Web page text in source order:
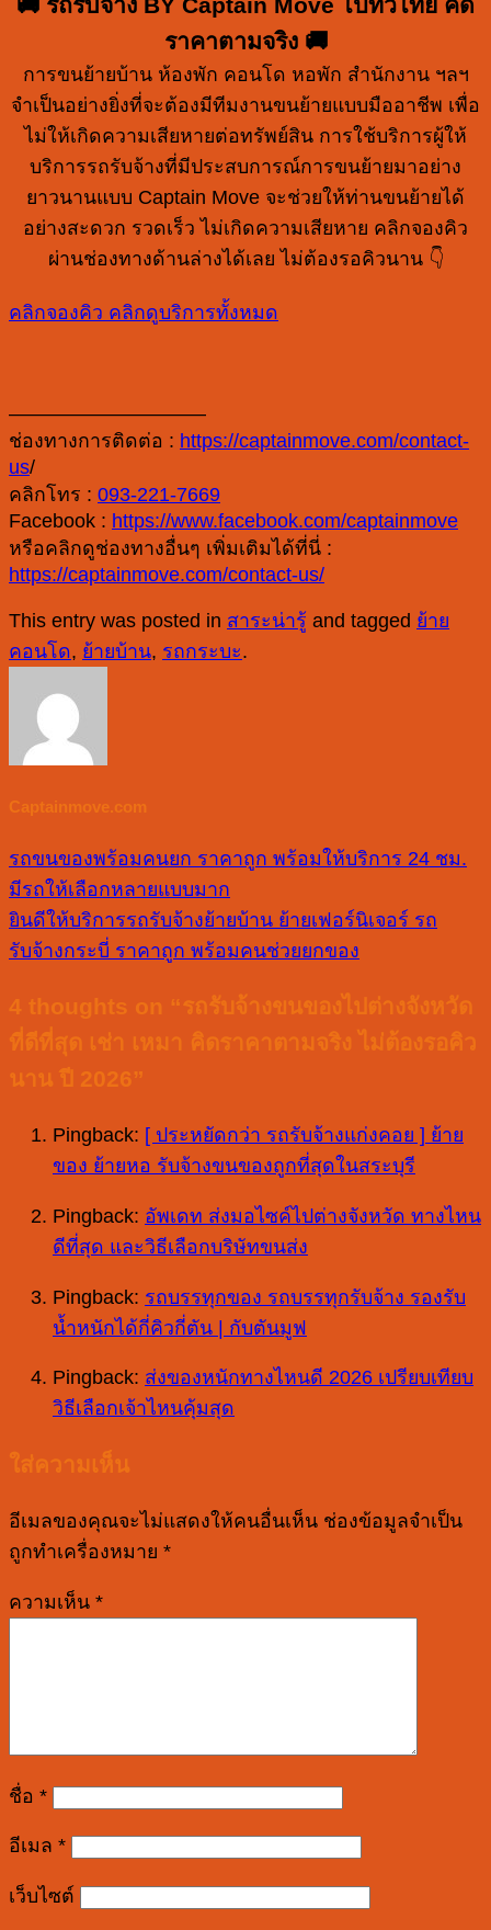
🚚 รถรับจ้าง BY Captain Move ไปทั่วไทย คิด
ราคาตามจริง 🚚
การขนย้ายบ้าน ห้องพัก คอนโด หอพัก สำนักงาน ฯลฯ
จำเป็นอย่างยิ่งที่จะต้องมีทีมงานขนย้ายแบบมืออาชีพ เพื่อ
ไม่ให้เกิดความเสียหายต่อทรัพย์สิน การใช้บริการผู้ให้
บริการรถรับจ้างที่มีประสบการณ์การขนย้ายมาอย่าง
ยาวนานแบบ Captain Move จะช่วยให้ท่านขนย้ายได้
อย่างสะดวก รวดเร็ว ไม่เกิดความเสียหาย คลิกจองคิว
ผ่านช่องทางด้านล่างได้เลย ไม่ต้องรอคิวนาน 👇
คลิกจองคิว คลิกดูบริการทั้งหมด
——————————
ช่องทางการติดต่อ : https://captainmove.com/contact-
us/
คลิกโทร : 093-221-7669
Facebook : https://www.facebook.com/captainmove
หรือคลิกดูช่องทางอื่นๆ เพิ่มเติมได้ที่นี่ :
https://captainmove.com/contact-us/
This entry was posted in สาระน่ารู้ and tagged ย้าย
คอนโด, ย้ายบ้าน, รถกระบะ.
Captainmove.com
รถขนของพร้อมคนยก ราคาถูก พร้อมให้บริการ 24 ชม.
มีรถให้เลือกหลายแบบมาก
ยินดีให้บริการรถรับจ้างย้ายบ้าน ย้ายเฟอร์นิเจอร์ รถ
รับจ้างกระบี่ ราคาถูก พร้อมคนช่วยยกของ
4 thoughts on “รถรับจ้างขนของไปต่างจังหวัด
ที่ดีที่สุด เช่า เหมา คิดราคาตามจริง ไม่ต้องรอคิว
นาน ปี 2026”
Pingback: [ ประหยัดกว่า รถรับจ้างแก่งคอย ] ย้าย
ของ ย้ายหอ รับจ้างขนของถูกที่สุดในสระบุรี
Pingback: อัพเดท ส่งมอไซค์ไปต่างจังหวัด ทางไหน
ดีที่สุด และวิธีเลือกบริษัทขนส่ง
Pingback: รถบรรทุกของ รถบรรทุกรับจ้าง รองรับ
น้ำหนักได้กี่คิวกี่ตัน | กับตันมูฟ
Pingback: ส่งของหนักทางไหนดี 2026 เปรียบเทียบ
วิธีเลือกเจ้าไหนคุ้มสุด
ใส่ความเห็น
อีเมลของคุณจะไม่แสดงให้คนอื่นเห็น ช่องข้อมูลจำเป็น
ถูกทำเครื่องหมาย *
ความเห็น *
ชื่อ *
อีเมล *
เว็บไซต์